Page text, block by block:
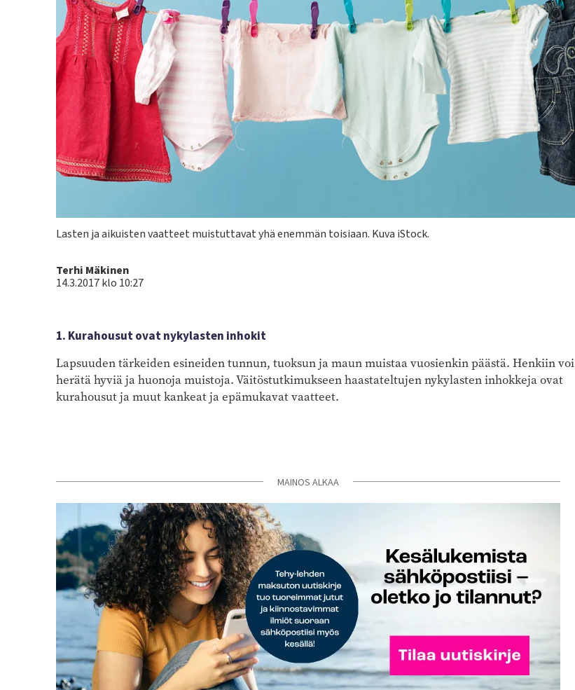
Kuvateksti
Lasten ja aikuisten vaatteet muistuttavat yhä enemmän toisiaan. Kuva iStock.
Kirjoittaja
Terhi Mäkinen
14.3.2017 klo 10:27
1. Kurahousut ovat nykylasten inhokit
Lapsuuden tärkeiden esineiden tunnun, tuoksun ja maun muistaa vuosienkin päästä. Henkiin voi
herätä hyviä ja huonoja muistoja. Väitöstutkimukseen haastateltujen nykylasten inhokkeja ovat
kurahousut ja muut kankeat ja epämukavat vaatteet.
MAINOS ALKAA